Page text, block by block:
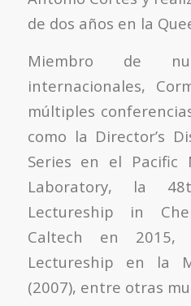
de dos años en la
Miembro de
internacionales,
múltiples
como la Director’s
Series en el Pacific
Laboratory, la
Lectureship in
Caltech en 2015,
Lectureship en la
(2007), entre otras